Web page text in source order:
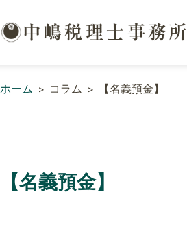
ホーム > コラム > 【名義預金】
【名義預金】